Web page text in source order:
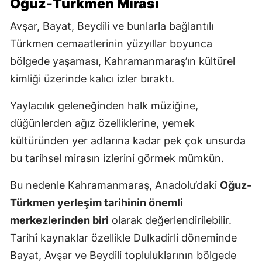
Oğuz-Türkmen Mirası
Avşar, Bayat, Beydili ve bunlarla bağlantılı
Türkmen cemaatlerinin yüzyıllar boyunca
bölgede yaşaması, Kahramanmaraş’ın kültürel
kimliği üzerinde kalıcı izler bıraktı.
Yaylacılık geleneğinden halk müziğine,
düğünlerden ağız özelliklerine, yemek
kültüründen yer adlarına kadar pek çok unsurda
bu tarihsel mirasın izlerini görmek mümkün.
Bu nedenle Kahramanmaraş, Anadolu’daki Oğuz-
Türkmen yerleşim tarihinin önemli
merkezlerinden biri olarak değerlendirilebilir.
Tarihî kaynaklar özellikle Dulkadirli döneminde
Bayat, Avşar ve Beydili topluluklarının bölgede